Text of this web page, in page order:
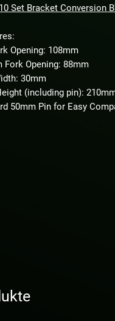
Set Bracket Conversion
Opening: 108mm
Fork Opening: 88mm
30mm
(including pin):
50mm Pin for Easy